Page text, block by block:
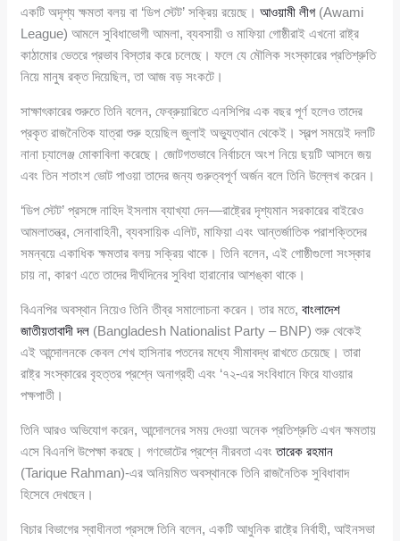
একটি অদৃশ্য ক্ষমতা বলয় বা ‘ডিপ স্টেট’ সক্রিয় রয়েছে।আওয়ামী লীগ (Awami
League) আমলে সুবিধাভোগী আমলা, ব্যবসায়ী ও মাফিয়া গোষ্ঠীরাই এখনো রাষ্ট্র
কাঠামোর ভেতরে প্রভাব বিস্তার করে চলেছে। ফলে যে মৌলিক সংস্কারের প্রতিশ্রুতি
নিয়ে মানুষ রক্ত দিয়েছিল, তা আজ বড় সংকটে।
সাক্ষাৎকারের শুরুতে তিনি বলেন, ফেব্রুয়ারিতে এনসিপির এক বছর পূর্ণ হলেও তাদের
প্রকৃত রাজনৈতিক যাত্রা শুরু হয়েছিল জুলাই অভ্যুত্থান থেকেই। স্বল্প সময়েই দলটি
নানা চ্যালেঞ্জ মোকাবিলা করেছে। জোটগতভাবে নির্বাচনে অংশ নিয়ে ছয়টি আসনে জয়
এবং তিন শতাংশ ভোট পাওয়া তাদের জন্য গুরুত্বপূর্ণ অর্জন বলে তিনি উল্লেখ করেন।
‘ডিপ স্টেট’ প্রসঙ্গে নাহিদ ইসলাম ব্যাখ্যা দেন—রাষ্ট্রের দৃশ্যমান সরকারের বাইরেও
আমলাতন্ত্র, সেনাবাহিনী, ব্যবসায়িক এলিট, মাফিয়া এবং আন্তর্জাতিক পরাশক্তিদের
সমন্বয়ে একাধিক ক্ষমতার বলয় সক্রিয় থাকে। তিনি বলেন, এই গোষ্ঠীগুলো সংস্কার
চায় না, কারণ এতে তাদের দীর্ঘদিনের সুবিধা হারানোর আশঙ্কা থাকে।
বিএনপির অবস্থান নিয়েও তিনি তীব্র সমালোচনা করেন। তার মতে,বাংলাদেশ
জাতীয়তাবাদী দল (Bangladesh Nationalist Party – BNP) শুরু থেকেই
এই আন্দোলনকে কেবল শেখ হাসিনার পতনের মধ্যে সীমাবদ্ধ রাখতে চেয়েছে। তারা
রাষ্ট্র সংস্কারের বৃহত্তর প্রশ্নে অনাগ্রহী এবং ‘৭২-এর সংবিধানে ফিরে যাওয়ার
পক্ষপাতী।
তিনি আরও অভিযোগ করেন, আন্দোলনের সময় দেওয়া অনেক প্রতিশ্রুতি এখন ক্ষমতায়
এসে বিএনপি উপেক্ষা করছে। গণভোটের প্রশ্নে নীরবতা এবংতারেক রহমান
(Tarique Rahman)-এর অনিয়মিত অবস্থানকে তিনি রাজনৈতিক সুবিধাবাদ
হিসেবে দেখছেন।
বিচার বিভাগের স্বাধীনতা প্রসঙ্গে তিনি বলেন, একটি আধুনিক রাষ্ট্রে নির্বাহী, আইনসভা